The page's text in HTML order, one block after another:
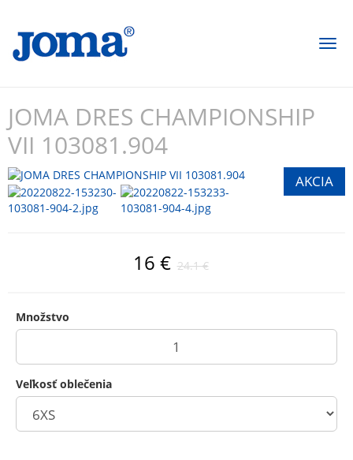
JOMA DRES CHAMPIONSHIP
VII 103081.904
16 € 24.1 €
Množstvo
Veľkosť oblečenia